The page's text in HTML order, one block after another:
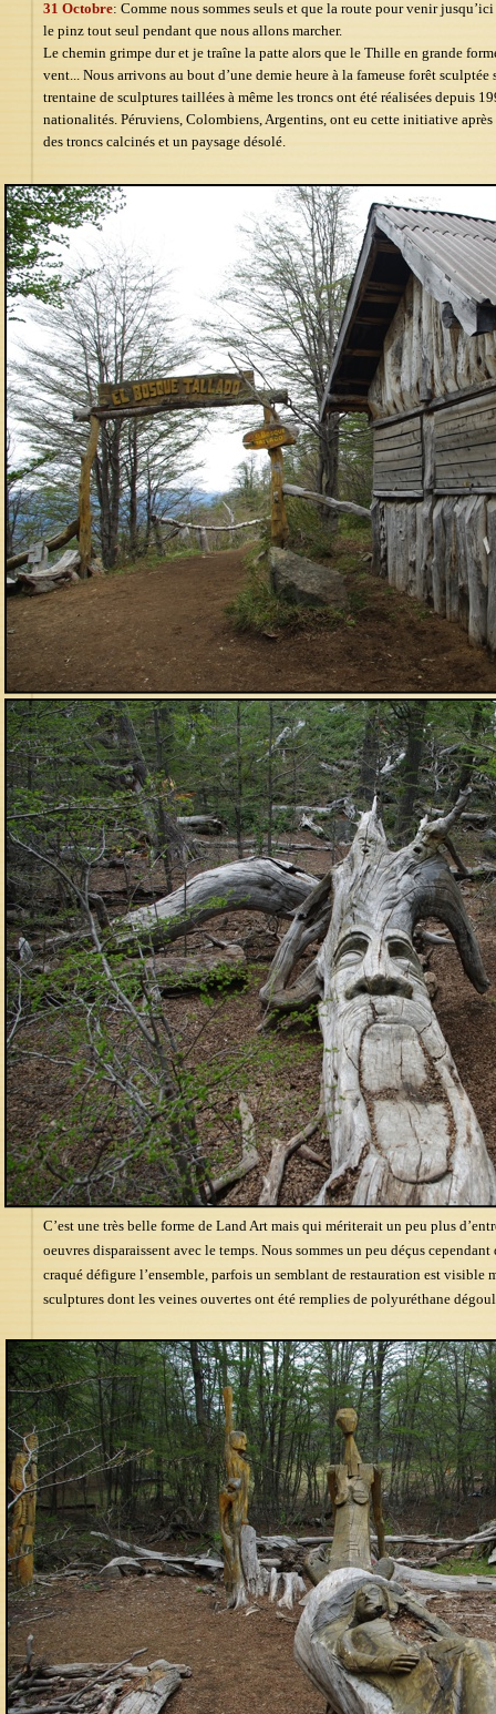
31 Octobre: Comme nous sommes seuls et que la route pour venir
le pinz tout seul pendant que nous allons marcher.
Le chemin grimpe dur et je traîne la patte alors que le Thille en grande
vent... Nous arrivons au bout d’une demie heure à la fameuse forêt
trentaine de sculptures taillées à même les troncs ont été réalisées depuis
nationalités. Péruviens, Colombiens, Argentins, ont eu cette initiative
des troncs calcinés et un paysage désolé.
C’est une très belle forme de Land Art mais qui mériterait un peu plus
oeuvres disparaissent avec le temps. Nous sommes un peu déçus
craqué défigure l’ensemble, parfois un semblant de restauration est visible
sculptures dont les veines ouvertes ont été remplies de polyuréthane